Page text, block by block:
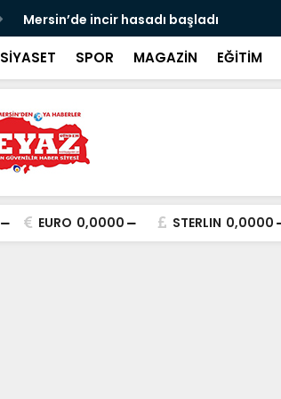
Mersin’de incir hasadı başladı
SİYASET SPOR MAGAZİN EĞİTİM
EURO 0,0000 STERLIN 0,0000